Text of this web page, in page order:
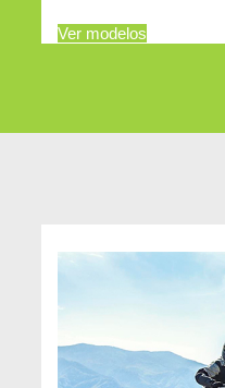
Ver modelos